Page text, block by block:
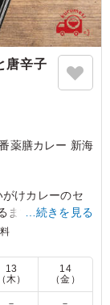
唐辛子
薬膳カレー 新海
けカレーのセ
まで煮込んだ"鶏
た辛口の"豚挽
のスタイルで
…続きを見る
13
（木）
14
（金）